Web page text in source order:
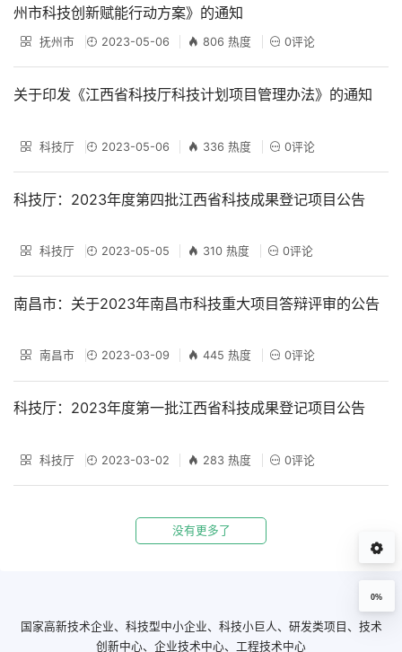
州市科技创新赋能行动方案》的通知
抚州市 2023-05-06 806 热度 0评论
关于印发《江西省科技厅科技计划项目管理办法》的通知
科技厅 2023-05-06 336 热度 0评论
科技厅：2023年度第四批江西省科技成果登记项目公告
科技厅 2023-05-05 310 热度 0评论
南昌市：关于2023年南昌市科技重大项目答辩评审的公告
南昌市 2023-03-09 445 热度 0评论
科技厅：2023年度第一批江西省科技成果登记项目公告
科技厅 2023-03-02 283 热度 0评论
没有更多了
0%
国家高新技术企业、科技型中小企业、科技小巨人、研发类项目、技术
创新中心、企业技术中心、工程技术中心